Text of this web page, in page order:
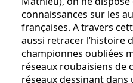
connaissances sur les
françaises. A travers
aussi retracer l’histoire
championnes oubliées
réseaux roubaisiens de
réseaux dessinant